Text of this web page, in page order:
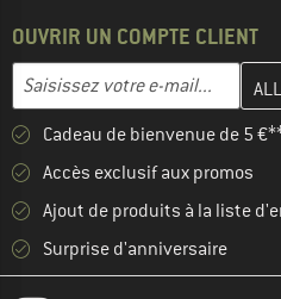
OUVRIR UN COMPTE CLIENT
Adresse e-mail
Entrez votre adresse e-mail ici
Cadeau de bienvenue de 5
Accès exclusif aux promos
Ajout de produits à la liste
Surprise d'anniversaire